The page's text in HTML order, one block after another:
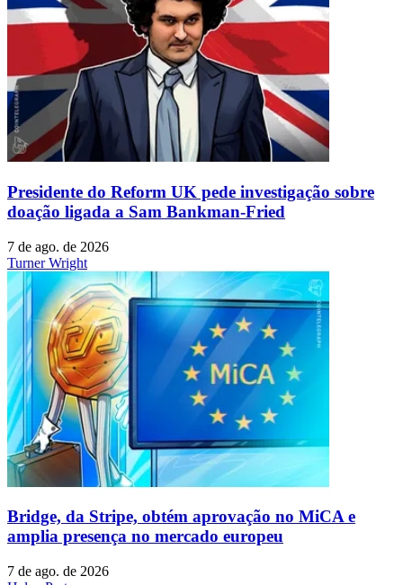
Presidente do Reform UK pede investigação sobre
doação ligada a Sam Bankman-Fried
7 de ago. de 2026
Turner Wright
Bridge, da Stripe, obtém aprovação no MiCA e
amplia presença no mercado europeu
7 de ago. de 2026